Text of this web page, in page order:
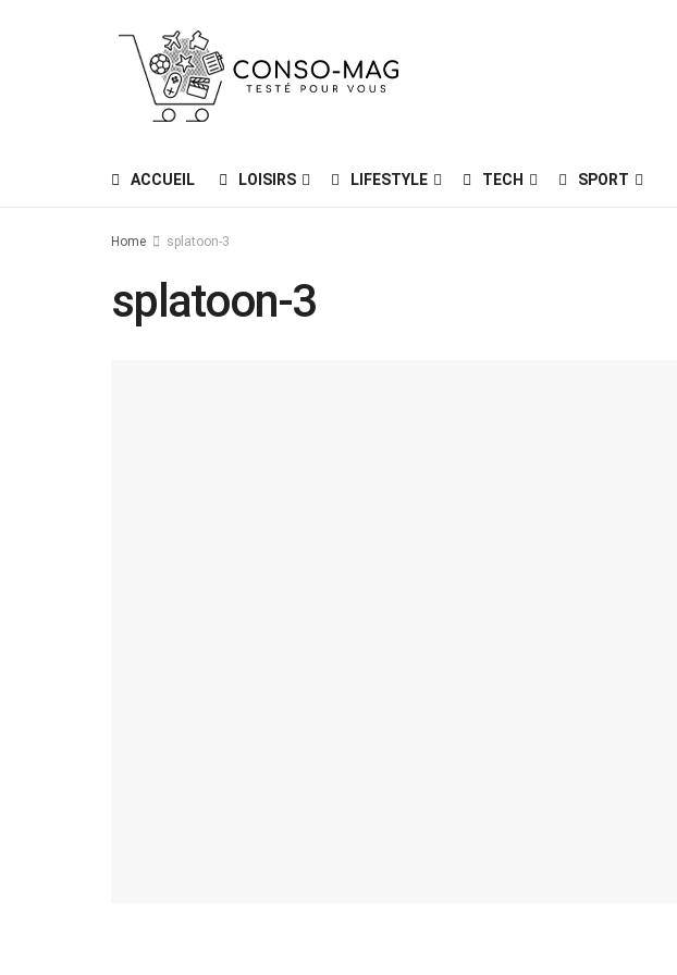
ACCUEIL LOISIRS LIFESTYLE TECH SPORT
Home splatoon-3
splatoon-3